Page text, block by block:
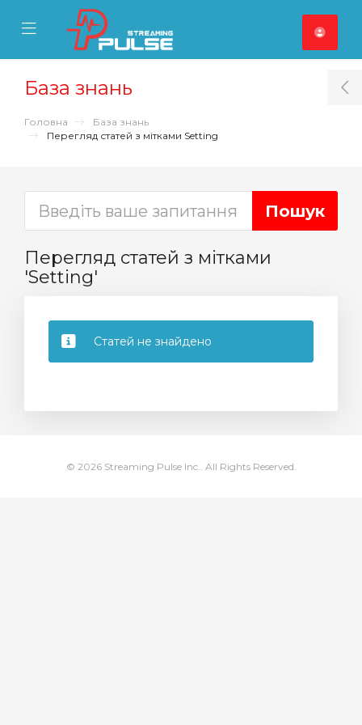
Mobile Menu
Mobile Menu
База знань
Головна
База знань
Перегляд статей з мітками Setting
Перегляд статей з мітками
'Setting'
Статей не знайдено
© 2026 Streaming Pulse Inc.. All Rights Reserved.